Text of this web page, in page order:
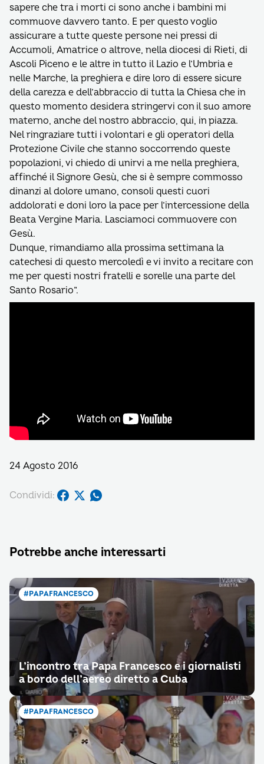
sapere che tra i morti ci sono anche i bambini mi
commuove davvero tanto. E per questo voglio
assicurare a tutte queste persone nei pressi di
Accumoli, Amatrice o altrove, nella diocesi di Rieti, di
Ascoli Piceno e le altre in tutto il Lazio e l’Umbria e
nelle Marche, la preghiera e dire loro di essere sicure
della carezza e dell’abbraccio di tutta la Chiesa che in
questo momento desidera stringervi con il suo amore
materno, anche del nostro abbraccio, qui, in piazza.
Nel ringraziare tutti i volontari e gli operatori della
Protezione Civile che stanno soccorrendo queste
popolazioni, vi chiedo di unirvi a me nella preghiera,
affinché il Signore Gesù, che si è sempre commosso
dinanzi al dolore umano, consoli questi cuori
addolorati e doni loro la pace per l’intercessione della
Beata Vergine Maria. Lasciamoci commuovere con
Gesù.
Dunque, rimandiamo alla prossima settimana la
catechesi di questo mercoledì e vi invito a recitare con
me per questi nostri fratelli e sorelle una parte del
Santo Rosario”.
24 Agosto 2016
Condividi:
Potrebbe anche interessarti
#PAPAFRANCESCO
L’incontro tra Papa Francesco e i giornalisti
a bordo dell’aereo diretto a Cuba
#PAPAFRANCESCO